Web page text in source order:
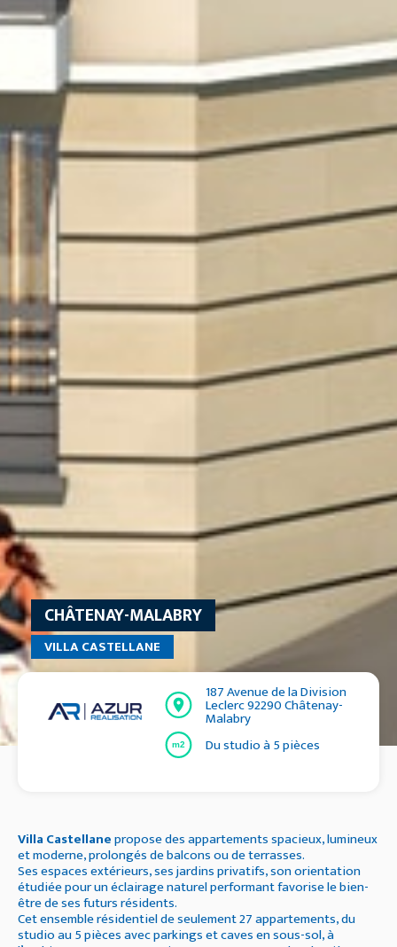
CHÂTENAY-MALABRY
VILLA CASTELLANE
187 Avenue de la Division
Leclerc 92290 Châtenay-
Malabry
m2 Du studio à 5 pièces
Villa Castellanepropose des appartements spacieux, lumineux
et moderne, prolongés de balcons ou de terrasses.
Ses espaces extérieurs, ses jardins privatifs, son orientation
étudiée pour un éclairage naturel performant favorise le bien-
être de ses futurs résidents.
Cet ensemble résidentiel de seulement 27 appartements, du
studio au 5 pièces avec parkings et caves en sous-sol, à